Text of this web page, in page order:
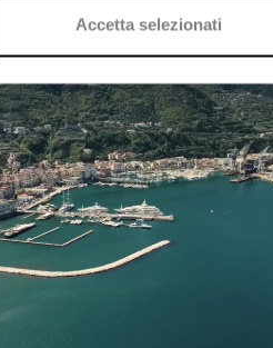
Accetta selezionati